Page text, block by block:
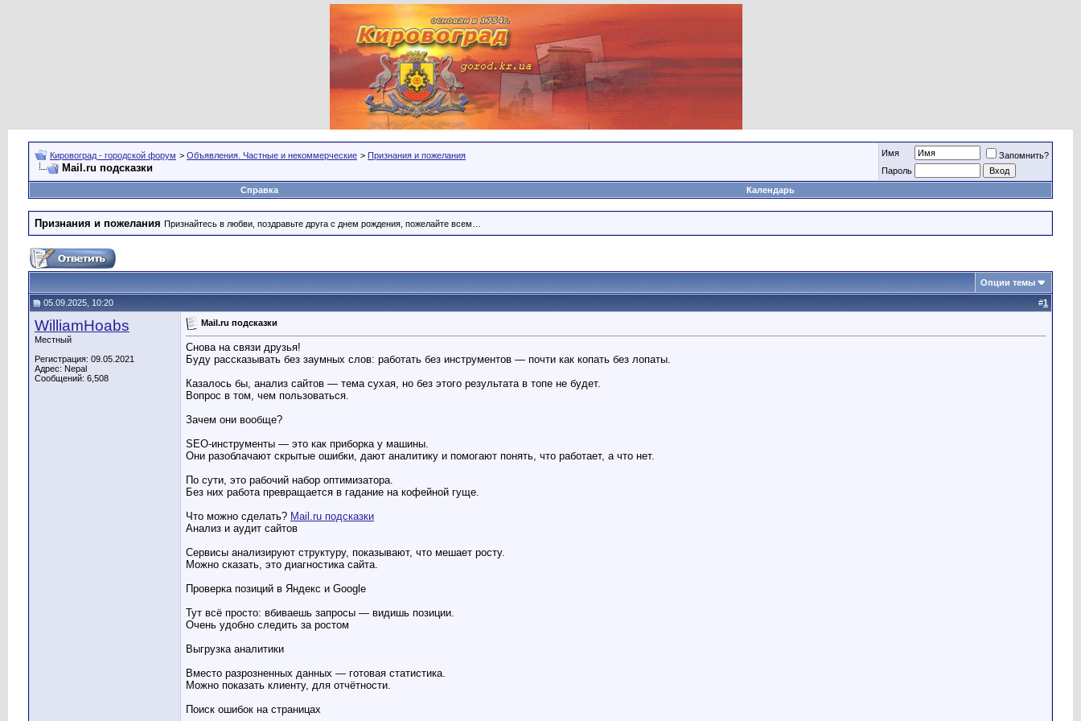
Кировоград - городской форум > Объявления. Частные и некоммерческие > Признания и пожелания
Mail.ru подсказки
Имя
Запомнить?
Пароль
Справка
Календарь
Признания и пожелания Признайтесь в любви, поздравьте друга с днем рождения, пожелайте всем…
Опции темы
05.09.2025, 10:20 #1
WilliamHoabs
Местный
Регистрация: 09.05.2021
Адрес: Nepal
Сообщений: 6,508
Mail.ru подсказки
Снова на связи друзья!
Буду рассказывать без заумных слов: работать без инструментов — почти как копать без лопаты.
Казалось бы, анализ сайтов — тема сухая, но без этого результата в топе не будет.
Вопрос в том, чем пользоваться.
Зачем они вообще?
SEO-инструменты — это как приборка у машины.
Они разоблачают скрытые ошибки, дают аналитику и помогают понять, что работает, а что нет.
По сути, это рабочий набор оптимизатора.
Без них работа превращается в гадание на кофейной гуще.
Что можно сделать? Mail.ru подсказки
Анализ и аудит сайтов
Сервисы анализируют структуру, показывают, что мешает росту.
Можно сказать, это диагностика сайта.
Проверка позиций в Яндекс и Google
Тут всё просто: вбиваешь запросы — видишь позиции.
Очень удобно следить за ростом
Выгрузка аналитики
Вместо разрозненных данных — готовая статистика.
Можно показать клиенту, для отчётности.
Поиск ошибок на страницах